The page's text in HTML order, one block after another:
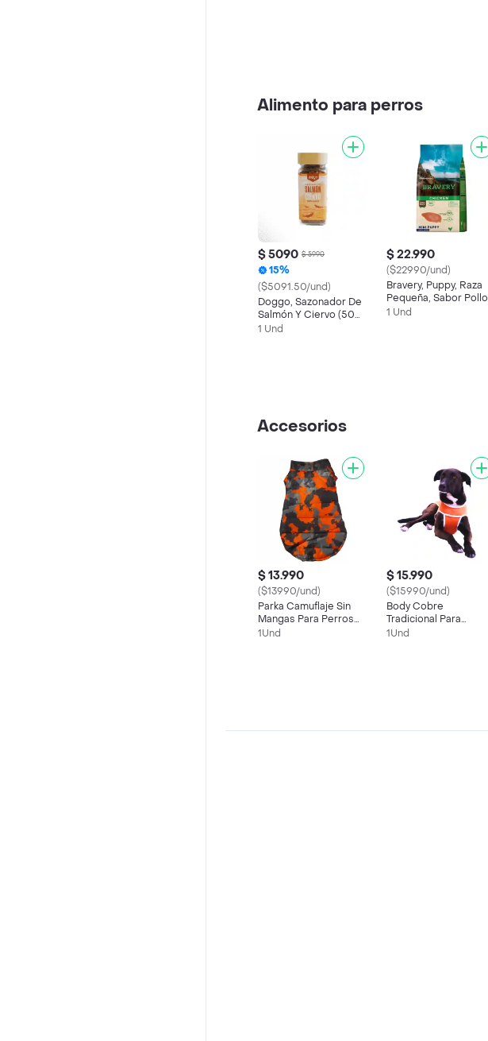
Alimento para perros
$ 5090 $ 5990
15%
($5091.50/und)
Doggo, Sazonador De
Salmón Y Ciervo (50
Gr)
1 Und
$ 22.990
($22990/und)
Bravery, Puppy, Raza
Pequeña, Sabor Pollo
(2kg)
1 Und
Accesorios
$ 13.990
($13990/und)
Parka Camuflaje Sin
Mangas Para Perros
(talla Xl)
1Und
$ 15.990
($15990/und)
Body Cobre
Tradicional Para
Perros/gatos Machos
1Und